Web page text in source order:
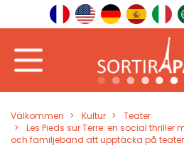
Välkommen Kultur
Teater
Les Pieds sur Terre: en social
och familjeband att upptäcka på